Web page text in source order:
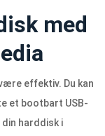
med
effektiv. Du kan
et bootbart USB-
harddisk i